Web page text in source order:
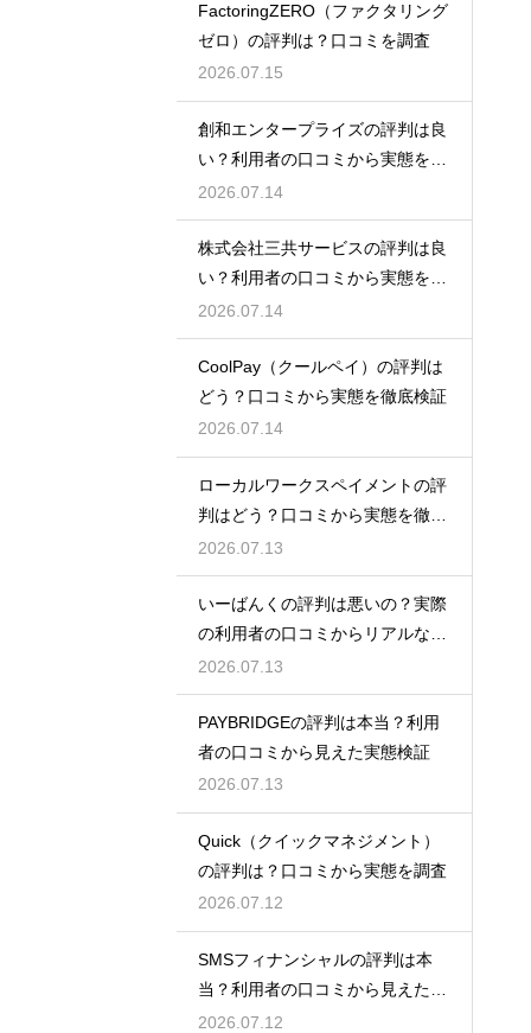
FactoringZERO（ファクタリング
ゼロ）の評判は？口コミを調査
2026.07.15
創和エンタープライズの評判は良
い？利用者の口コミから実態を徹
底解説
2026.07.14
株式会社三共サービスの評判は良
い？利用者の口コミから実態を徹
底解説
2026.07.14
CoolPay（クールペイ）の評判は
どう？口コミから実態を徹底検証
2026.07.14
ローカルワークスペイメントの評
判はどう？口コミから実態を徹底
検証！
2026.07.13
いーばんくの評判は悪いの？実際
の利用者の口コミからリアルな実
態検証
2026.07.13
PAYBRIDGEの評判は本当？利用
者の口コミから見えた実態検証
2026.07.13
Quick（クイックマネジメント）
の評判は？口コミから実態を調査
2026.07.12
SMSフィナンシャルの評判は本
当？利用者の口コミから見えた実
態検証
2026.07.12